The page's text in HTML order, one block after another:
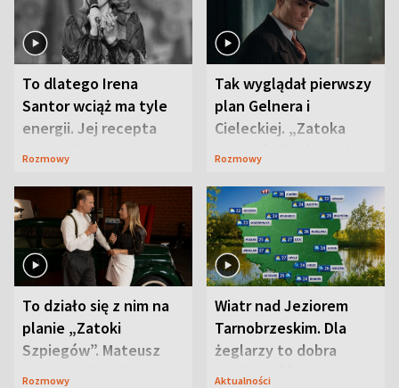
To dlatego Irena
Santor wciąż ma tyle
energii. Jej recepta
jest zaskakująco
Rozmowy
Tak wyglądał pierwszy
plan Gelnera i
Cieleckiej. „Zatoka
szpiegów” od razu ich
Rozmowy
To działo się z nim na
planie „Zatoki
Szpiegów”. Mateusz
Janicki odsłonił
Rozmowy
Wiatr nad Jeziorem
Tarnobrzeskim. Dla
żeglarzy to dobra
wiadomość
Aktualności